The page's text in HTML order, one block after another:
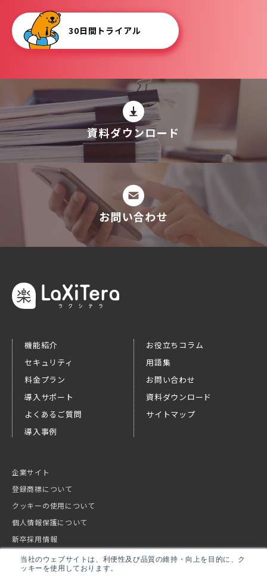
当社のウェブサイトは、利便性及び品質の維持・向上を目的に、ク
ッキーを使用しております。
30日間トライアル
資料ダウンロード
お問い合わせ
機能紹介
セキュリティ
料金プラン
導入サポート
よくあるご質問
導入事例
お役立ちコラム
用語集
お問い合わせ
資料ダウンロード
サイトマップ
企業サイト
登録商標について
クッキーの使用について
個人情報保護について
新卒採用情報
キャリア採用情報